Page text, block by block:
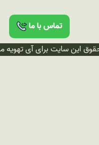
تماس با ما
این سایت برای آی